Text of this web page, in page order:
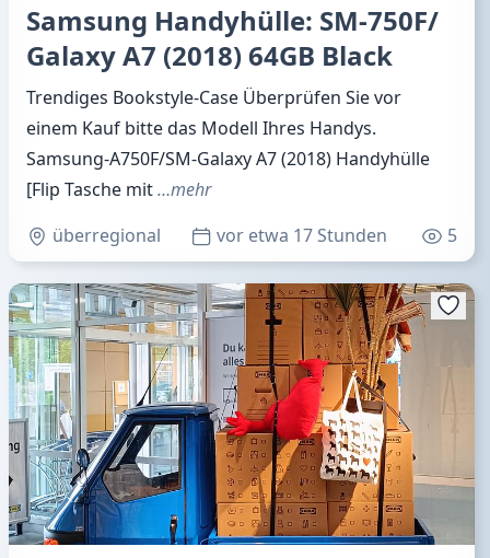
Samsung Handyhülle: SM-750F/
Galaxy A7 (2018) 64GB Black
Trendiges Bookstyle-Case Überprüfen Sie vor
einem Kauf bitte das Modell Ihres Handys.
Samsung-A750F/SM-Galaxy A7 (2018) Handyhülle
[Flip Tasche mit…mehr
überregional
vor etwa 17 Stunden 5